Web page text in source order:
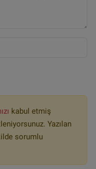
kabul etmiş
Yazılan
sorumlu